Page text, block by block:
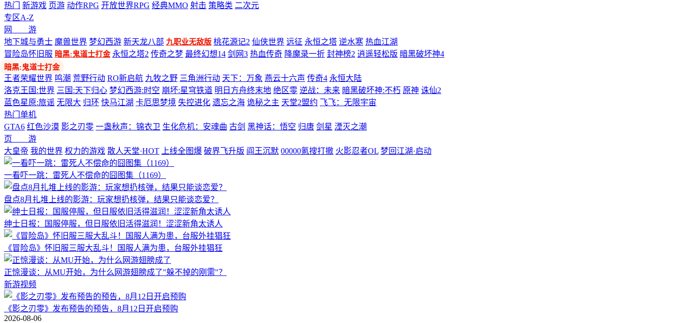
热门
新游戏 页游 动作RPG 开放世界RPG 经典MMO 射击 策略类 二次元
专区A-Z
网 游
地下城与勇士 魔兽世界 梦幻西游 新天龙八部 九职业无敌版 桃花源记2 仙侠世界 远征 永恒之塔 逆水寒 热血江湖
冒险岛怀旧服 暗黑:鬼道士打金 永恒之塔2 传奇之梦 最终幻想14 剑网3 热血传奇 降魔录一折 封神榜2 逍遥轻松版 暗黑破坏神4
多端游戏
王者荣耀世界 鸣潮 荒野行动 RO新启航 九牧之野 三角洲行动 天下：万象 燕云十六声 传奇4 永恒大陆
洛克王国:世界 三国:天下归心 梦幻西游:时空 崩坏:星穹铁道 明日方舟终末地 绝区零 逆战：未来 暗黑破坏神:不朽 原神 诛仙2
蓝色星原:旅谣 无限大 归环 快马江湖 卡厄思梦境 失控进化 遗忘之海 诡秘之主 天堂2盟约 飞飞：无限宇宙
热门单机
GTA6 红色沙漠 影之刃零 一盏秋声：锦衣卫 生化危机：安魂曲 古剑 黑神话：悟空 归唐 剑星 湮灭之潮
页 游
大皇帝 我的世界 权力的游戏 散人天堂·HOT 上线全图爆 破界飞升版 阎王沉默 00000氪搜打撤 火影忍者OL 梦回江湖·启动
一看吓一跳：雷死人不偿命的囧图集（1169）
盘点8月扎堆上线的影游：玩家想扔核弹，结果只能谈恋爱？
绅士日报：国服停服，但日服依旧活得滋润！涩涩新角太诱人
《冒险岛》怀旧服三服大乱斗！国服人满为患，台服外挂猖狂
正惊漫谈：从MU开始，为什么网游翅膀成了"躲不掉的刚需"？
新游视频
《影之刃零》发布预告的预告，8月12日开启预购
2026-08-06